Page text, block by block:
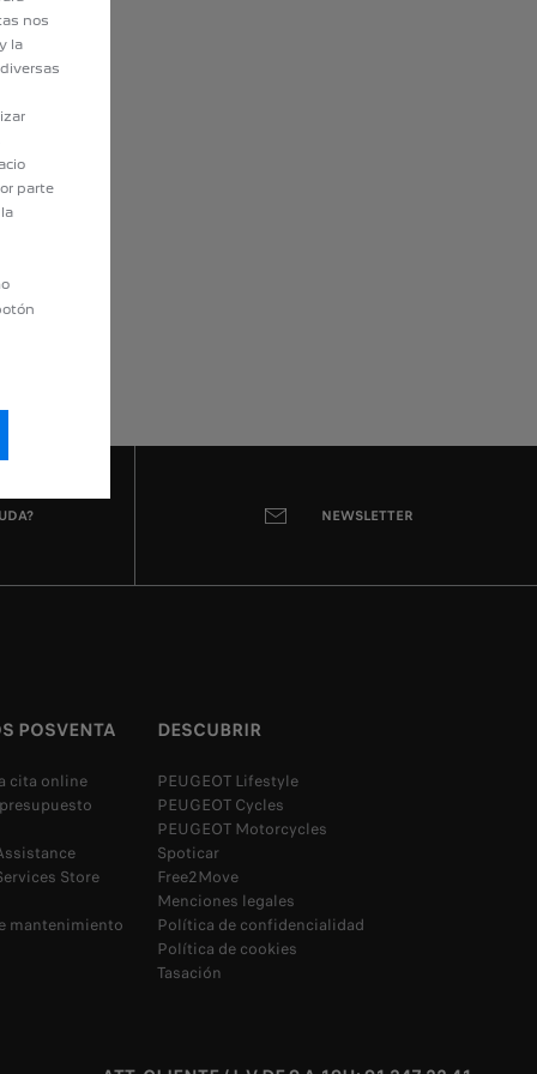
NEWSLETTER
POSVENTA
cita online
Store
mantenimiento
DESCUBRIR
PEUGEOT Lifestyle
PEUGEOT Cycles
PEUGEOT Motorcycles
Spoticar
Free2Move
Menciones legales
Política de confidencialidad
Política de cookies
Tasación
nos
la
parte